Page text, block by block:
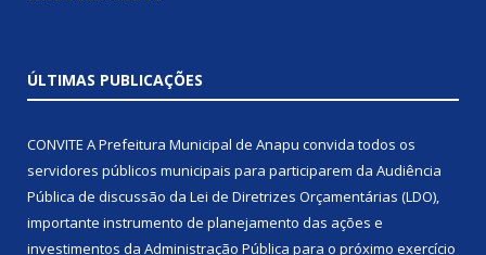
ÚLTIMAS PUBLICAÇÕES
CONVITE A Prefeitura Municipal de Anapu convida todos os
servidores públicos municipais para participarem da Audiência
Pública de discussão da Lei de Diretrizes Orçamentárias (LDO),
importante instrumento de planejamento das ações e
investimentos da Administração Pública para o próximo exercício